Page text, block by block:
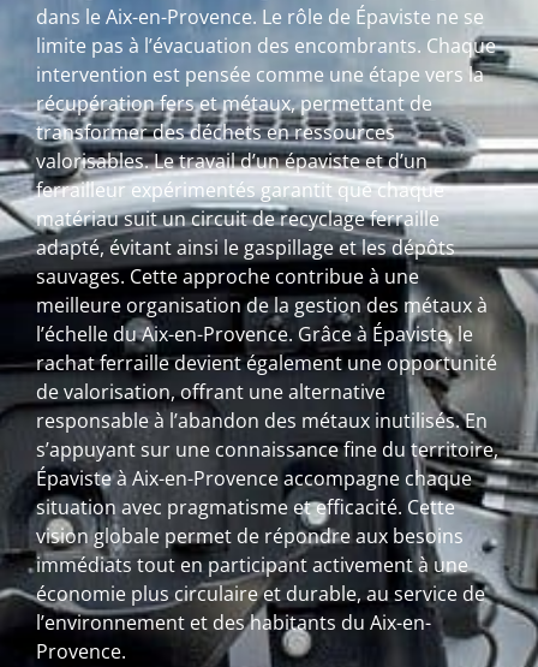
dans le Aix-en-Provence. Le rôle de Épaviste ne se
limite pas à l’évacuation des encombrants. Chaque
intervention est pensée comme une étape vers la
récupération fers et métaux, permettant de
transformer des déchets en ressources
valorisables. Le travail d’un épaviste et d’un
ferrailleur expérimentés garantit que chaque
matériau suit un circuit de recyclage ferraille
adapté, évitant ainsi le gaspillage et les dépôts
sauvages. Cette approche contribue à une
meilleure organisation de la gestion des métaux à
l’échelle du Aix-en-Provence. Grâce à Épaviste, le
rachat ferraille devient également une opportunité
de valorisation, offrant une alternative
responsable à l’abandon des métaux inutilisés. En
s’appuyant sur une connaissance fine du territoire,
Épaviste à Aix-en-Provence accompagne chaque
situation avec pragmatisme et efficacité. Cette
vision globale permet de répondre aux besoins
immédiats tout en participant activement à une
économie plus circulaire et durable, au service de
l’environnement et des habitants du Aix-en-
Provence.